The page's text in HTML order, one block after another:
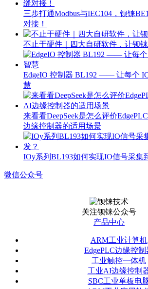
三步打通Modbus与IEC104，钡铼
对接！
不止于硬件｜四大自研软件，让钡
EdgeIO 控制器 BL192 —— 让每个
慧
来看看DeepSeek是怎么评价
边缘控制器的适用场景
IOy系列BL193如何实现IO信号采集
微信公众号
关注钡铼公众号
产品中心
ARM工业计算机
EdgePLC边缘控制
工业触控一体机
工业AI边缘控制
SBC工业单板电